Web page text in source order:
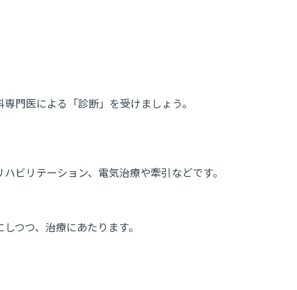
門医による「診断」を受けましょう。
ビリテーション、電気治療や牽引などです。
つつ、治療にあたります。